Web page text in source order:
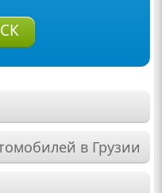
в Грузии